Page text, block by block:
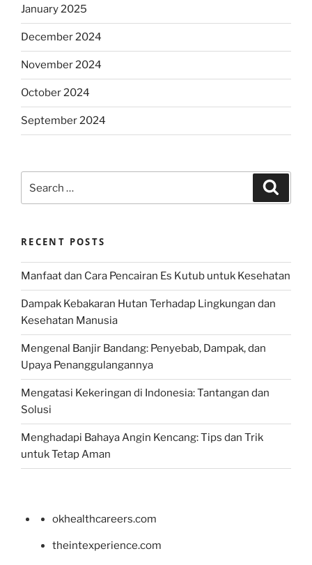
January 2025
December 2024
November 2024
October 2024
September 2024
for:
RECENT POSTS
Manfaat dan Cara Pencairan Es Kutub untuk Kesehatan
Dampak Kebakaran Hutan Terhadap Lingkungan dan
Kesehatan Manusia
Mengenal Banjir Bandang: Penyebab, Dampak, dan
Upaya Penanggulangannya
Mengatasi Kekeringan di Indonesia: Tantangan dan
Solusi
Menghadapi Bahaya Angin Kencang: Tips dan Trik
untuk Tetap Aman
okhealthcareers.com
theintexperience.com